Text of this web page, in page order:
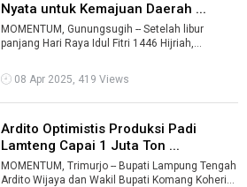
Nyata untuk Kemajuan Daerah ...
MOMENTUM, Gunungsugih -- Setelah libur
panjang Hari Raya Idul Fitri 1446 Hijriah,
menggel ...
08 Apr 2025, 419 Views
Ardito Optimistis Produksi Padi
Lamteng Capai 1 Juta Ton ...
MOMENTUM, Trimurjo -- Bupati Lampung Tengah
Ardito Wijaya dan Wakil Bupati Komang Koheri